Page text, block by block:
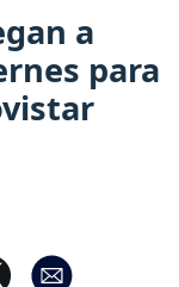
a
para